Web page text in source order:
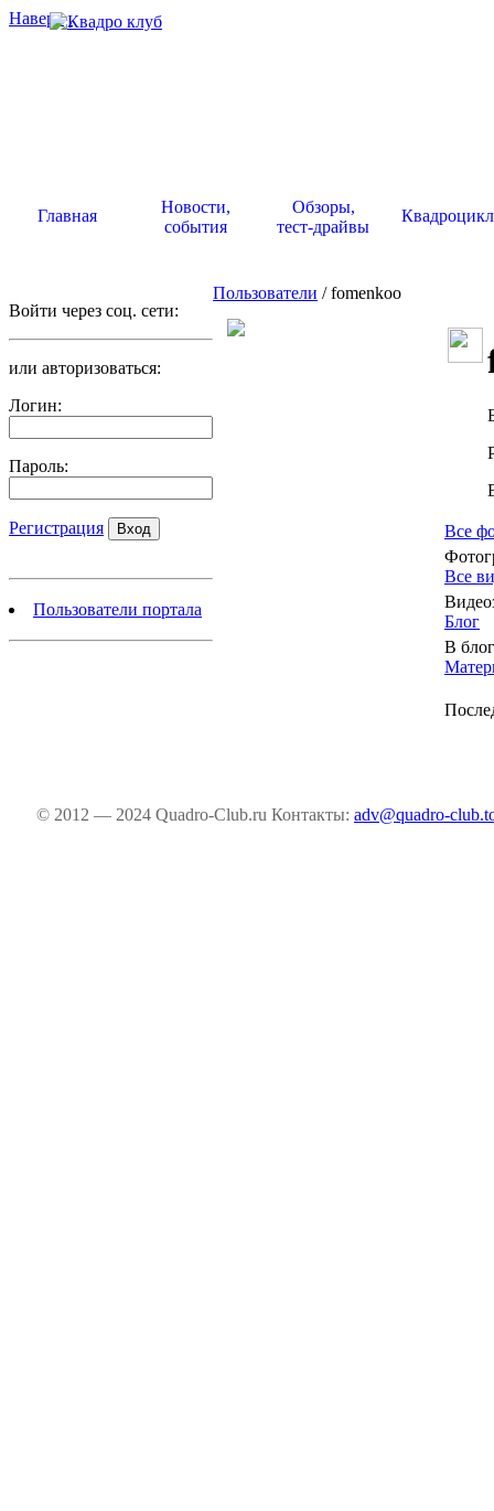
Наверх .
Главная
Новости,
события
Обзоры,
тест-драйвы
Войти через соц. сети:
или авторизоваться:
Логин:
Пароль:
Регистрация
Пользователи портала
Пользователи / fomenkoo
Все
Все
Блог
В
© 2012 — 2024 Quadro-Club.ru Контакты: adv@quadro-